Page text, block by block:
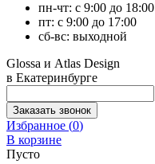
пн-чт: с 9:00 до 18:00
пт: с 9:00 до 17:00
сб-вс: выходной
Glossa и Atlas Design
в Екатеринбурге
Избранное (0)
В корзине
Пусто